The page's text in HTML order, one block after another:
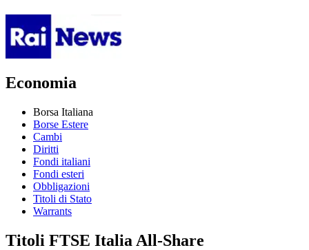
Economia
Borsa Italiana
Borse Estere
Cambi
Diritti
Fondi italiani
Fondi esteri
Obbligazioni
Titoli di Stato
Warrants
Titoli FTSE Italia All-Share